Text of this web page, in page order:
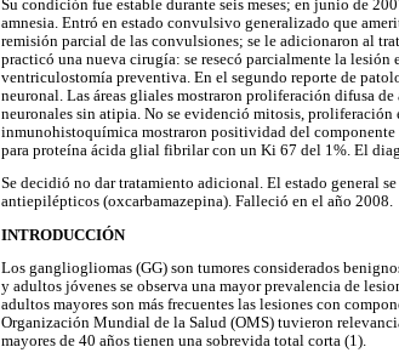
Su condición fue estable durante seis meses; en junio de
amnesia. Entró en estado convulsivo generalizado que
remisión parcial de las convulsiones; se le adicionaron al
practicó una nueva cirugía: se resecó parcialmente la
ventriculostomía preventiva. En el segundo reporte de
neuronal. Las áreas gliales mostraron proliferación difusa
neuronales sin atipia. No se evidenció mitosis,
inmunohistoquímica mostraron positividad del
para proteína ácida glial fibrilar con un Ki 67 del 1%. El
Se decidió no dar tratamiento adicional. El estado general
antiepilépticos (oxcarbamazepina). Falleció en el año 2008.
INTRODUCCIÓN
Los gangliogliomas (GG) son tumores considerados
y adultos jóvenes se observa una mayor prevalencia de
adultos mayores son más frecuentes las lesiones con
Organización Mundial de la Salud (OMS) tuvieron
mayores de 40 años tienen una sobrevida total corta (1).